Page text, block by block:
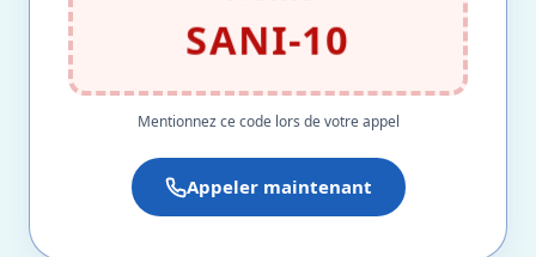
SANI-10
Mentionnez ce code lors de votre appel
Appeler maintenant